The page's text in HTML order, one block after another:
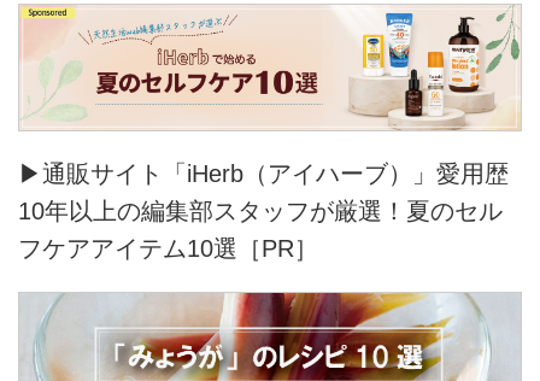
▶通販サイト「iHerb（アイハーブ）」愛用歴
10年以上の編集部スタッフが厳選！夏のセル
フケアアイテム10選［PR］